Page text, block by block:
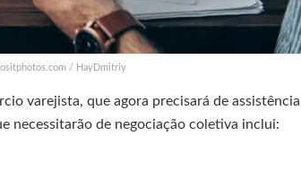
/ HayDmitriy
varejista, que agora precisará de assistência
necessitarão de negociação coletiva inclui: